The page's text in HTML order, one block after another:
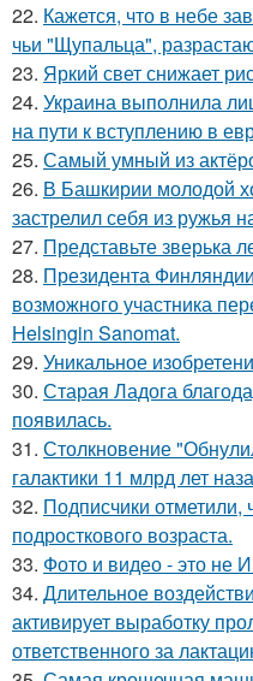
22. Кажется, что в небе
чьи "Щупальца",
23. Яркий свет снижает
24. Украина выполнила
на пути к вступлению в
25. Самый умный из
26. В Башкирии молодой
застрелил себя из ружья
27. Представьте зверька
28. Президента
возможного участника
Helsingin Sanomat.
29. Уникальное
30. Старая Ладога
появилась.
31. Столкновение
галактики 11 млрд лет
32. Подписчики отметили,
подросткового возраста.
33. Фото и видео - это не
34. Длительное
активирует выработку
ответственного за